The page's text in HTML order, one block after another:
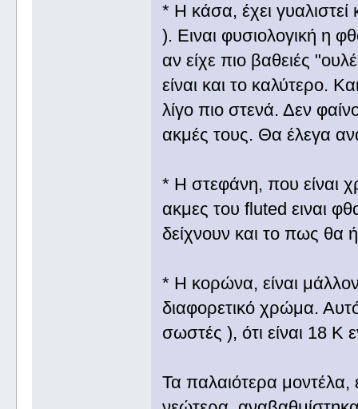
* Η κάσα, έχει γυαλιστεί
). Ειναι φυσιολογική η
αν είχε πιο βαθειές
είναι και το καλύτερο.
λίγο πιο στενά. Δεν
ακμές τους. Θα έλεγα
* Η στεφάνη, που είναι
ακμες του fluted ειναι
δείχνουν και το πως θα
* Η κορώνα, είναι μάλλον
διαφορετικό χρώμα.
σωστές ), ότι είναι 18 Κ
Τα παλαιότερα